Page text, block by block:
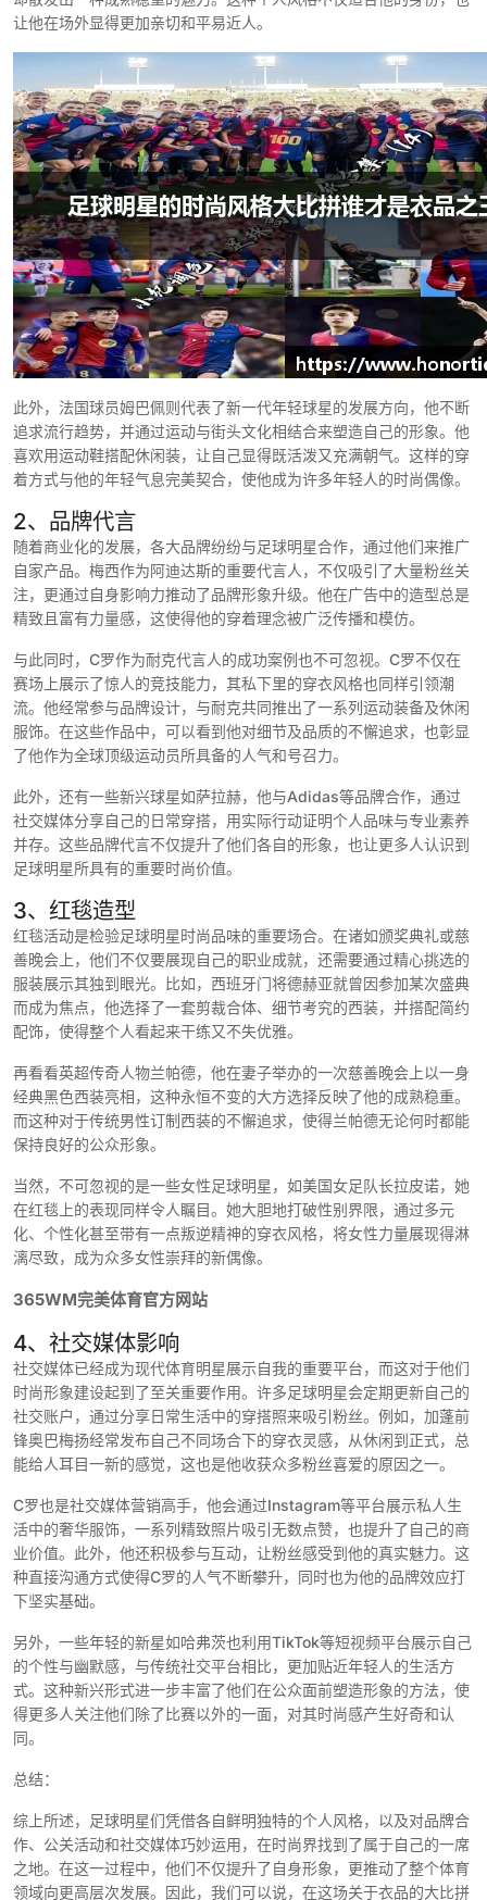
让他在场外显得更加亲切和平易近人。
此外，法国球员姆巴佩则代表了新一代年轻球星的发展方向，他不断
追求流行趋势，并通过运动与街头文化相结合来塑造自己的形象。他
喜欢用运动鞋搭配休闲装，让自己显得既活泼又充满朝气。这样的穿
着方式与他的年轻气息完美契合，使他成为许多年轻人的时尚偶像。
2、品牌代言
随着商业化的发展，各大品牌纷纷与足球明星合作，通过他们来推广
自家产品。梅西作为阿迪达斯的重要代言人，不仅吸引了大量粉丝关
注，更通过自身影响力推动了品牌形象升级。他在广告中的造型总是
精致且富有力量感，这使得他的穿着理念被广泛传播和模仿。
与此同时，C罗作为耐克代言人的成功案例也不可忽视。C罗不仅在
赛场上展示了惊人的竞技能力，其私下里的穿衣风格也同样引领潮
流。他经常参与品牌设计，与耐克共同推出了一系列运动装备及休闲
服饰。在这些作品中，可以看到他对细节及品质的不懈追求，也彰显
了他作为全球顶级运动员所具备的人气和号召力。
此外，还有一些新兴球星如萨拉赫，他与Adidas等品牌合作，通过
社交媒体分享自己的日常穿搭，用实际行动证明个人品味与专业素养
并存。这些品牌代言不仅提升了他们各自的形象，也让更多人认识到
足球明星所具有的重要时尚价值。
3、红毯造型
红毯活动是检验足球明星时尚品味的重要场合。在诸如颁奖典礼或慈
善晚会上，他们不仅要展现自己的职业成就，还需要通过精心挑选的
服装展示其独到眼光。比如，西班牙门将德赫亚就曾因参加某次盛典
而成为焦点，他选择了一套剪裁合体、细节考究的西装，并搭配简约
配饰，使得整个人看起来干练又不失优雅。
再看看英超传奇人物兰帕德，他在妻子举办的一次慈善晚会上以一身
经典黑色西装亮相，这种永恒不变的大方选择反映了他的成熟稳重。
而这种对于传统男性订制西装的不懈追求，使得兰帕德无论何时都能
保持良好的公众形象。
当然，不可忽视的是一些女性足球明星，如美国女足队长拉皮诺，她
在红毯上的表现同样令人瞩目。她大胆地打破性别界限，通过多元
化、个性化甚至带有一点叛逆精神的穿衣风格，将女性力量展现得淋
漓尽致，成为众多女性崇拜的新偶像。
365WM完美体育官方网站
4、社交媒体影响
社交媒体已经成为现代体育明星展示自我的重要平台，而这对于他们
时尚形象建设起到了至关重要作用。许多足球明星会定期更新自己的
社交账户，通过分享日常生活中的穿搭照来吸引粉丝。例如，加蓬前
锋奥巴梅扬经常发布自己不同场合下的穿衣灵感，从休闲到正式，总
能给人耳目一新的感觉，这也是他收获众多粉丝喜爱的原因之一。
C罗也是社交媒体营销高手，他会通过Instagram等平台展示私人生
活中的奢华服饰，一系列精致照片吸引无数点赞，也提升了自己的商
业价值。此外，他还积极参与互动，让粉丝感受到他的真实魅力。这
种直接沟通方式使得C罗的人气不断攀升，同时也为他的品牌效应打
下坚实基础。
另外，一些年轻的新星如哈弗茨也利用TikTok等短视频平台展示自己
的个性与幽默感，与传统社交平台相比，更加贴近年轻人的生活方
式。这种新兴形式进一步丰富了他们在公众面前塑造形象的方法，使
得更多人关注他们除了比赛以外的一面，对其时尚感产生好奇和认
同。
总结：
综上所述，足球明星们凭借各自鲜明独特的个人风格，以及对品牌合
作、公关活动和社交媒体巧妙运用，在时尚界找到了属于自己的一席
之地。在这一过程中，他们不仅提升了自身形象，更推动了整个体育
领域向更高层次发展。因此，我们可以说，在这场关于衣品的大比拼